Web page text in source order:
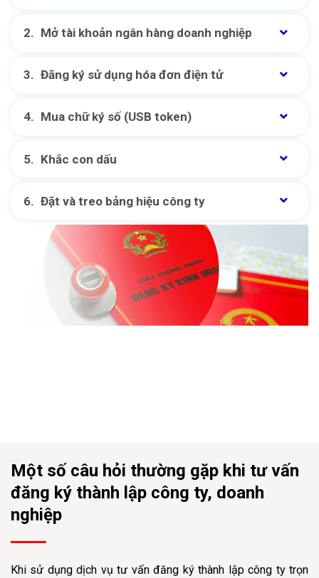
Mở tài khoản ngân hàng doanh nghiệp
Đăng ký sử dụng hóa đơn điện tử
Mua chữ ký số (USB token)
Khắc con dấu
Đặt và treo bảng hiệu công ty
Một số câu hỏi thường gặp khi tư vấn
đăng ký thành lập công ty, doanh
nghiệp
Khi sử dụng dịch vụ tư vấn đăng ký thành lập công ty trọn